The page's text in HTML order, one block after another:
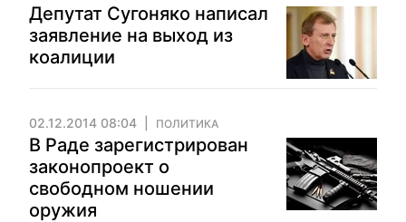
Депутат Сугоняко написал
заявление на выход из
коалиции
02.12.2014 08:04 ПОЛИТИКА
В Раде зарегистрирован
законопроект о
свободном ношении
оружия